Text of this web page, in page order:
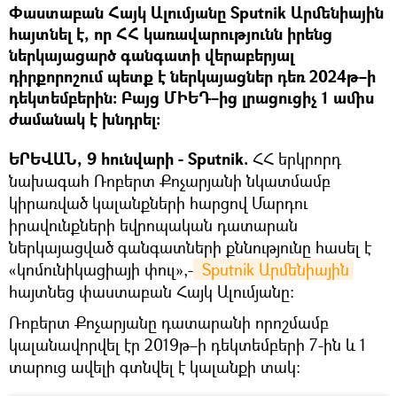
Փաստաբան Հայկ Ալումյանը Sputnik Արմենիային
հայտնել է, որ ՀՀ կառավարությունն իրենց
ներկայացարծ գանգատի վերաբերյալ
դիրքորոշում պետք է ներկայացներ դեռ 2024թ–ի
դեկտեմբերին։ Բայց ՄԻԵԴ–ից լրացուցիչ 1 ամիս
ժամանակ է խնդրել։
ԵՐԵՎԱՆ, 9 հունվարի - Sputnik. ՀՀ երկրորդ
նախագահ Ռոբերտ Քոչարյանի նկատմամբ
կիրառված կալանքների հարցով Մարդու
իրավունքների եվրոպական դատարան
ներկայացված գանգատների քննությունը հասել է
«կոմունիկացիայի փուլ»,- Sputnik Արմենիային
հայտնեց փաստաբան Հայկ Ալումյանը։
Ռոբերտ Քոչարյանը դատարանի որոշմամբ
կալանավորվել էր 2019թ–ի դեկտեմբերի 7-ին և 1
տարուց ավելի գտնվել է կալանքի տակ։